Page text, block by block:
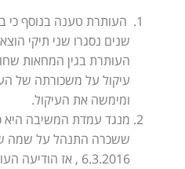
שנים נסגרו שני תיקי
העותרת בגין המחאות
עיקול על משכורתה של
ומימשה את העיקול.
מנגד עמדת המשיבה היא
ששכרה התנהל על שמה
6.3.2016 , אז